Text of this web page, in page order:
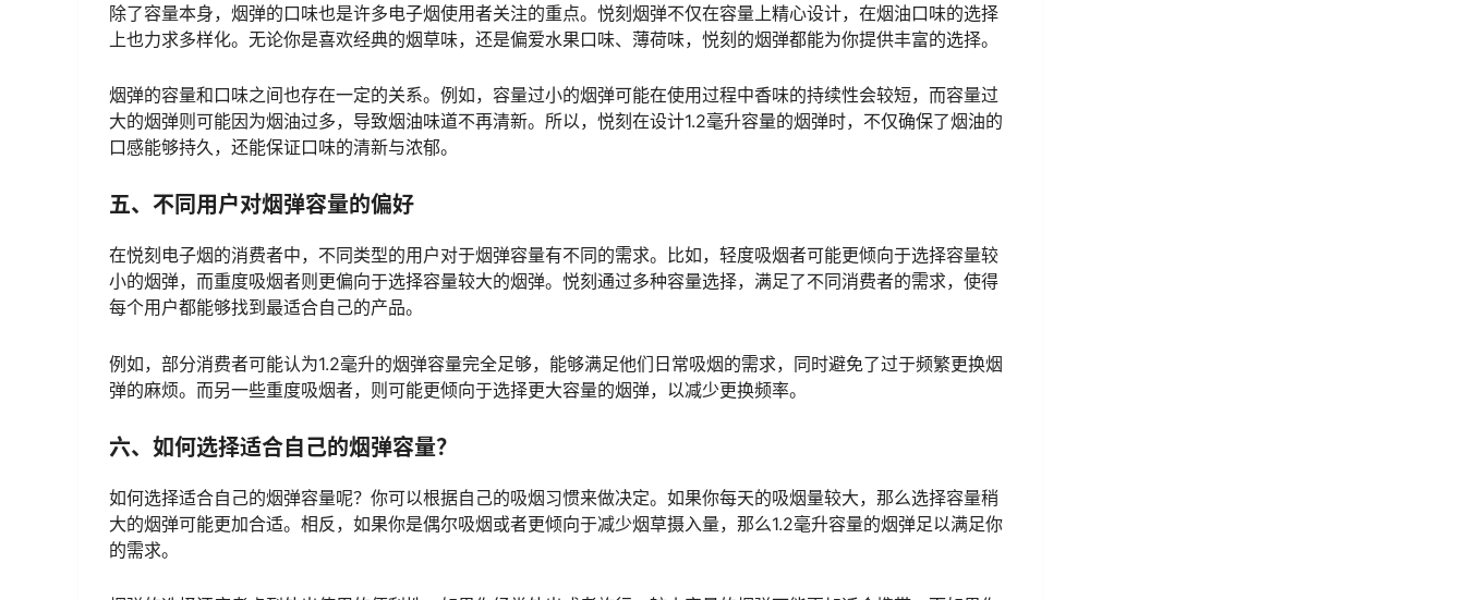
除了容量本身，烟弹的口味也是许多电子烟使用者关注的重点。悦刻烟弹不仅在容量上精心设计，在烟油口味的选择
上也力求多样化。无论你是喜欢经典的烟草味，还是偏爱水果口味、薄荷味，悦刻的烟弹都能为你提供丰富的选择。
烟弹的容量和口味之间也存在一定的关系。例如，容量过小的烟弹可能在使用过程中香味的持续性会较短，而容量过
大的烟弹则可能因为烟油过多，导致烟油味道不再清新。所以，悦刻在设计1.2毫升容量的烟弹时，不仅确保了烟油的
口感能够持久，还能保证口味的清新与浓郁。
五、不同用户对烟弹容量的偏好
在悦刻电子烟的消费者中，不同类型的用户对于烟弹容量有不同的需求。比如，轻度吸烟者可能更倾向于选择容量较
小的烟弹，而重度吸烟者则更偏向于选择容量较大的烟弹。悦刻通过多种容量选择，满足了不同消费者的需求，使得
每个用户都能够找到最适合自己的产品。
例如，部分消费者可能认为1.2毫升的烟弹容量完全足够，能够满足他们日常吸烟的需求，同时避免了过于频繁更换烟
弹的麻烦。而另一些重度吸烟者，则可能更倾向于选择更大容量的烟弹，以减少更换频率。
六、如何选择适合自己的烟弹容量？
如何选择适合自己的烟弹容量呢？你可以根据自己的吸烟习惯来做决定。如果你每天的吸烟量较大，那么选择容量稍
大的烟弹可能更加合适。相反，如果你是偶尔吸烟或者更倾向于减少烟草摄入量，那么1.2毫升容量的烟弹足以满足你
的需求。